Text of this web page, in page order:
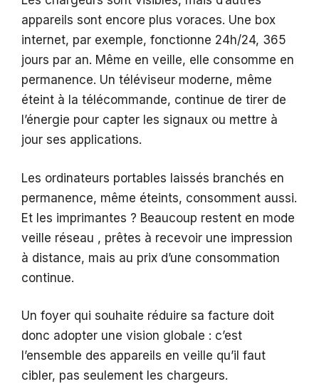
appareils sont encore plus voraces. Une box
internet, par exemple, fonctionne 24h/24, 365
jours par an. Même en veille, elle consomme en
permanence. Un téléviseur moderne, même
éteint à la télécommande, continue de tirer de
l’énergie pour capter les signaux ou mettre à
jour ses applications.
Les ordinateurs portables laissés branchés en
permanence, même éteints, consomment aussi.
Et les imprimantes ? Beaucoup restent en mode
veille réseau , prêtes à recevoir une impression
à distance, mais au prix d’une consommation
continue.
Un foyer qui souhaite réduire sa facture doit
donc adopter une vision globale : c’est
l’ensemble des appareils en veille qu’il faut
cibler, pas seulement les chargeurs.